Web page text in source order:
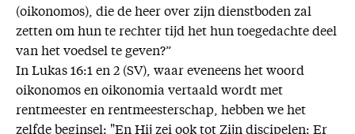
(oikonomos), die de heer over zijn dienstboden zal
zetten om hun te rechter tijd het hun toegedachte deel
van het voedsel te geven?”
In Lukas 16:1 en 2 (SV), waar eveneens het woord
oikonomos en oikonomia vertaald wordt met
rentmeester en rentmeesterschap, hebben we het
zelfde beginsel: "En Hij zei ook tot Zijn discipelen: Er